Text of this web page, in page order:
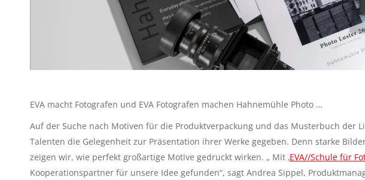
EVA macht Fotografen und EVA Fotografen machen Hahnemühle Photo …
Auf der Suche nach Motiven für die Produktverpackung und das Musterbuch der
Talenten die Gelegenheit zur Präsentation ihrer Werke gegeben. Denn starke
zeigen wir, wie perfekt großartige Motive gedruckt wirken. „ Mit ‚EVA//Schule für
Kooperationspartner für unsere Idee gefunden“, sagt Andrea Sippel,